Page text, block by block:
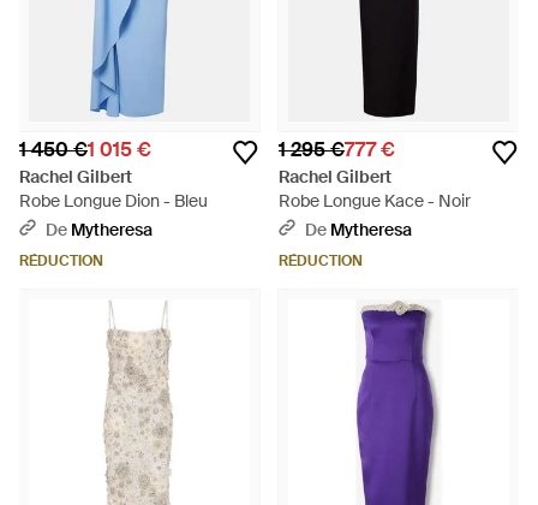
1 450 €1 015 €
Rachel Gilbert
Robe Longue Dion - Bleu
De Mytheresa
RÉDUCTION
1 295 €777 €
Rachel Gilbert
Robe Longue Kace - Noir
De Mytheresa
RÉDUCTION